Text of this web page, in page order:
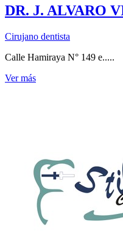
DR. J. ALVARO
Cirujano dentista
Calle Hamiraya N° 149 e.....
Ver más